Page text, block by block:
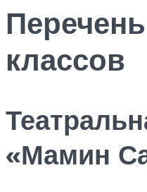
классов
«Мамин